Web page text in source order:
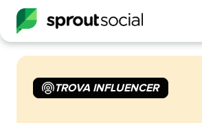
TROVA INFLUENCER​​